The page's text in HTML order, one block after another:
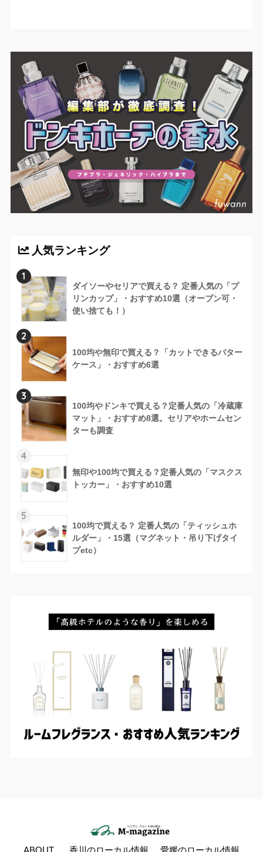
人気ランキング
1
ダイソーやセリアで買える？ 定番人気の「プ
リンカップ」・おすすめ10選（オーブン可・
使い捨ても！）
2
100均や無印で買える？「カットできるバター
ケース」・おすすめ6選
3
100均やドンキで買える？定番人気の「冷蔵庫
マット」・おすすめ8選。セリアやホームセン
ターも調査
4
無印や100均で買える？定番人気の「マスクス
トッカー」・おすすめ10選
5
100均で買える？ 定番人気の「ティッシュホ
ルダー」・15選（マグネット・吊り下げタイ
プetc）
ABOUT 香川のローカル情報 愛媛のローカル情報